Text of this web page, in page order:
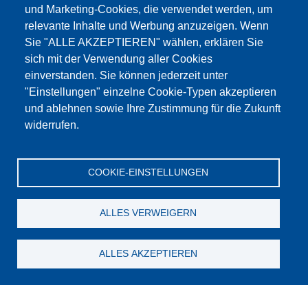
Подробности
und Marketing-Cookies, die verwendet werden, um
relevante Inhalte und Werbung anzuzeigen. Wenn
Sie "ALLE AKZEPTIEREN" wählen, erklären Sie
sich mit der Verwendung aller Cookies
einverstanden. Sie können jederzeit unter
"Einstellungen" einzelne Cookie-Typen akzeptieren
und ablehnen sowie Ihre Zustimmung für die Zukunft
widerrufen.
COOKIE-EINSTELLUNGEN
ALLES VERWEIGERN
ALLES AKZEPTIEREN